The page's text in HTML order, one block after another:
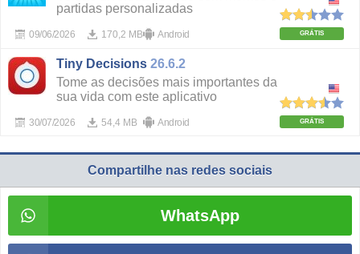
partidas personalizadas
GRÁTIS
170,2 MB
09/06/2026 Android
Tiny Decisions 26.6.2
Tome as decisões mais importantes da
sua vida com este aplicativo
GRÁTIS
54,4 MB
30/07/2026 Android
Compartilhe nas redes sociais
WhatsApp